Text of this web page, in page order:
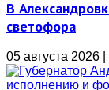
В
светофора
05 августа 2026